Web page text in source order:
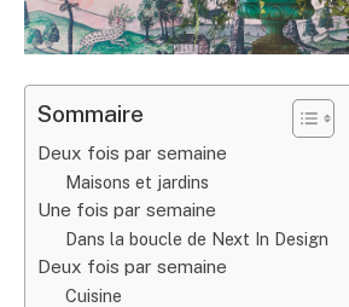
Sommaire
Deux fois par semaine
Maisons et jardins
Une fois par semaine
Dans la boucle de Next In Design
Deux fois par semaine
Cuisine